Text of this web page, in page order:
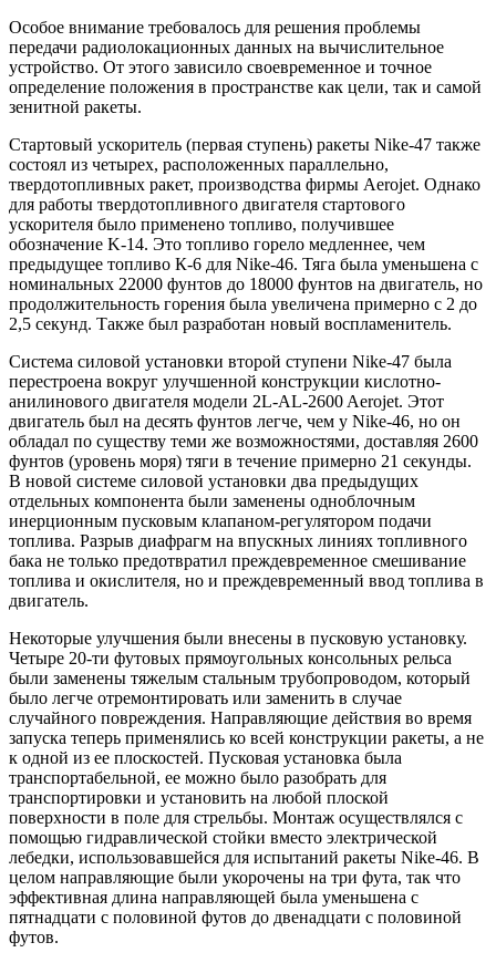
Особое внимание требовалось для решения проблемы
передачи радиолокационных данных на вычислительное
устройство. От этого зависило своевременное и точное
определение положения в пространстве как цели, так и самой
зенитной ракеты.
Стартовый ускоритель (первая ступень) ракеты Nike-47 также
состоял из четырех, расположенных параллельно,
твердотопливных ракет, производства фирмы Aerojet. Однако
для работы твердотопливного двигателя стартового
ускорителя было применено топливо, получившее
обозначение K-14. Это топливо горело медленнее, чем
предыдущее топливо К-6 для Nike-46. Тяга была уменьшена с
номинальных 22000 фунтов до 18000 фунтов на двигатель, но
продолжительность горения была увеличена примерно с 2 до
2,5 секунд. Также был разработан новый воспламенитель.
Система силовой установки второй ступени Nike-47 была
перестроена вокруг улучшенной конструкции кислотно-
анилинового двигателя модели 2L-AL-2600 Aerojet. Этот
двигатель был на десять фунтов легче, чем у Nike-46, но он
обладал по существу теми же возможностями, доставляя 2600
фунтов (уровень моря) тяги в течение примерно 21 секунды.
В новой системе силовой установки два предыдущих
отдельных компонента были заменены одноблочным
инерционным пусковым клапаном-регулятором подачи
топлива. Разрыв диафрагм на впускных линиях топливного
бака не только предотвратил преждевременное смешивание
топлива и окислителя, но и преждевременный ввод топлива в
двигатель.
Некоторые улучшения были внесены в пусковую установку.
Четыре 20-ти футовых прямоугольных консольных рельса
были заменены тяжелым стальным трубопроводом, который
было легче отремонтировать или заменить в случае
случайного повреждения. Направляющие действия во время
запуска теперь применялись ко всей конструкции ракеты, а не
к одной из ее плоскостей. Пусковая установка была
транспортабельной, ее можно было разобрать для
транспортировки и установить на любой плоской
поверхности в поле для стрельбы. Монтаж осуществлялся с
помощью гидравлической стойки вместо электрической
лебедки, использовавшейся для испытаний ракеты Nike-46. В
целом направляющие были укорочены на три фута, так что
эффективная длина направляющей была уменьшена с
пятнадцати с половиной футов до двенадцати с половиной
футов.